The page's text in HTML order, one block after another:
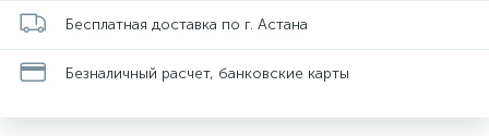
Бесплатная доставка по г. Астана
Безналичный расчет, банковские карты